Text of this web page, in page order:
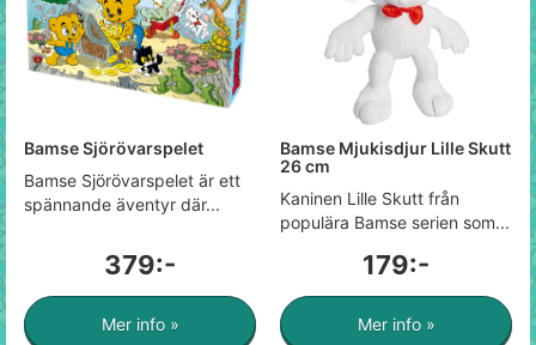
Bamse Sjörövarspelet
Bamse Sjörövarspelet är ett
spännande äventyr där...
379:-
Mer info »
Bamse Mjukisdjur Lille Skutt
26 cm
Kaninen Lille Skutt från
populära Bamse serien som...
179:-
Mer info »